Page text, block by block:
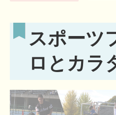
スポーツ
ロとカラ